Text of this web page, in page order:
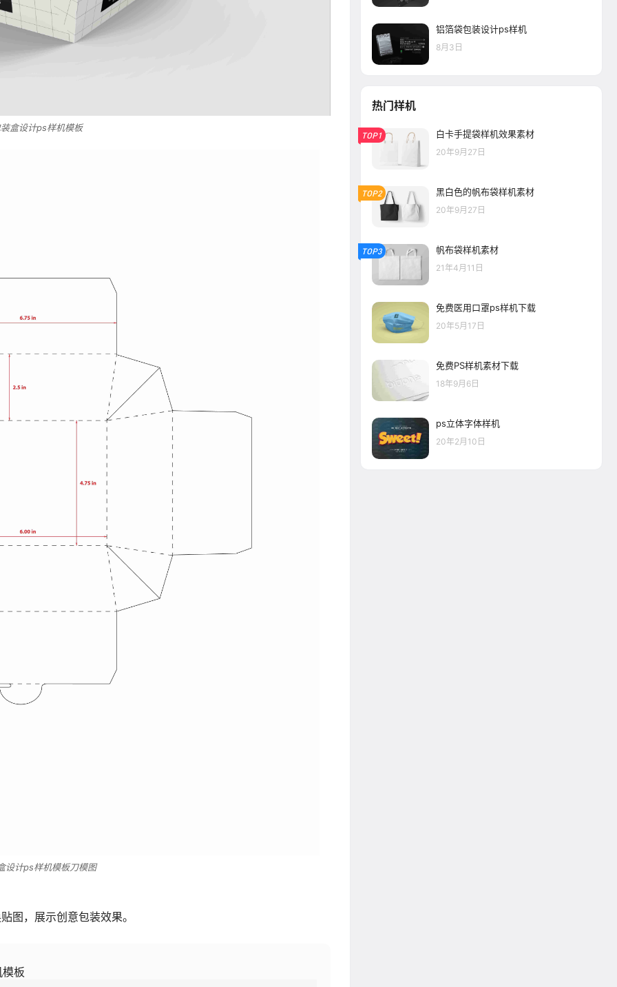
盒设计ps样机模板
设计ps样机模板刀模图
图，展示创意包装效果。
板
铝箔袋包装设计ps样机
8月3日
热门样机
TOP1 白卡手提袋样机效果素材
20年9月27日
TOP2 黑白色的帆布袋样机素材
20年9月27日
TOP3 帆布袋样机素材
21年4月11日
免费医用口罩ps样机下载
20年5月17日
免费PS样机素材下载
18年9月6日
ps立体字体样机
20年2月10日